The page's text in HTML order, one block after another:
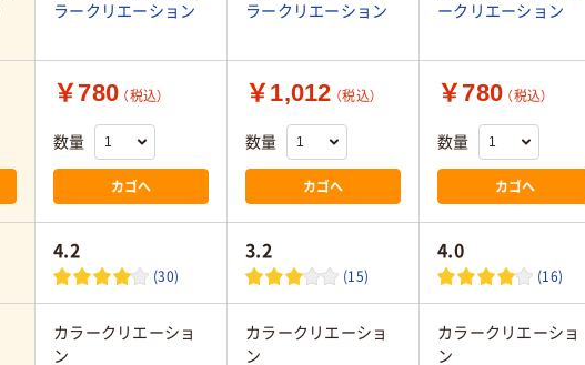
ラークリエーション
ラークリエーション
ークリエーション
￥780 （税込）
数量
カゴへ
￥1,012 （税込）
数量
カゴへ
￥780 （税込）
数量
カゴへ
4.2
(30)
3.2
(15)
4.0
(16)
カラークリエーショ
ン
カラークリエーショ
ン
カラークリエーショ
ン